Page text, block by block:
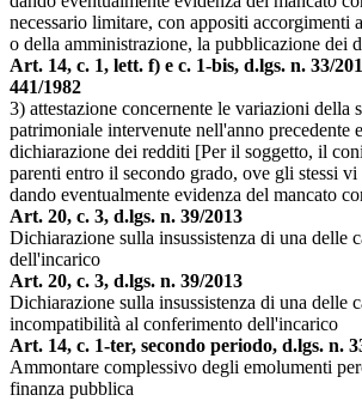
necessario limitare, con appositi accorgimenti
o della amministrazione, la pubblicazione dei
Art. 14, c. 1, lett. f) e c. 1-bis, d.lgs. n. 33/
441/1982
3) attestazione concernente le variazioni della
patrimoniale intervenute nell'anno precedente
dichiarazione dei redditi [Per il soggetto, il
parenti entro il secondo grado, ove gli stessi
dando eventualmente evidenza del mancato
Art. 20, c. 3, d.lgs. n. 39/2013
Dichiarazione sulla insussistenza di una delle
dell'incarico
Art. 20, c. 3, d.lgs. n. 39/2013
Dichiarazione sulla insussistenza di una delle
incompatibilità al conferimento dell'incarico
Art. 14, c. 1-ter, secondo periodo, d.lgs. n.
Ammontare complessivo degli emolumenti
finanza pubblica